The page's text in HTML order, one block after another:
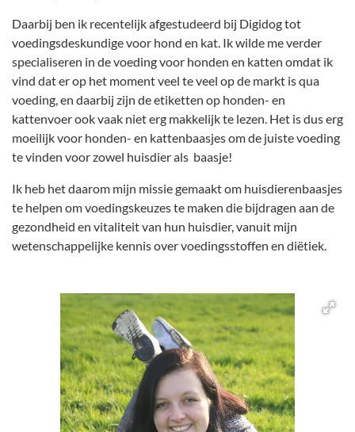
Daarbij ben ik recentelijk afgestudeerd bij Digidog tot
voedingsdeskundige voor hond en kat. Ik wilde me verder
specialiseren in de voeding voor honden en katten omdat ik
vind dat er op het moment veel te veel op de markt is qua
voeding, en daarbij zijn de etiketten op honden- en
kattenvoer ook vaak niet erg makkelijk te lezen. Het is dus erg
moeilijk voor honden- en kattenbaasjes om de juiste voeding
te vinden voor zowel huisdier als baasje!
Ik heb het daarom mijn missie gemaakt om huisdierenbaasjes
te helpen om voedingskeuzes te maken die bijdragen aan de
gezondheid en vitaliteit van hun huisdier, vanuit mijn
wetenschappelijke kennis over voedingsstoffen en diëtiek.